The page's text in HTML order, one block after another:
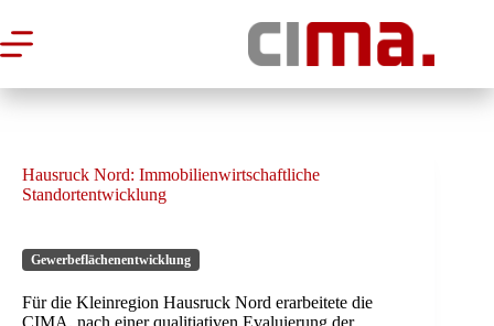
Inhalt
springen
Hausruck Nord: Immobilienwirtschaftliche
Standortentwicklung
Gewerbeflächenentwicklung
Für die Kleinregion Hausruck Nord erarbeitete die